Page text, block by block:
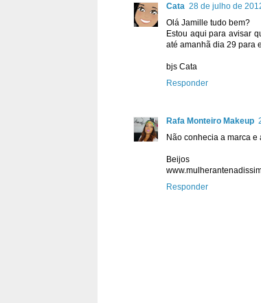
Cata 28 de julho de
Olá Jamille tudo bem?
Estou aqui para avisar
até amanhã dia 29 para
bjs Cata
Responder
Rafa Monteiro Makeup
Não conhecia a marca e
Beijos
Responder